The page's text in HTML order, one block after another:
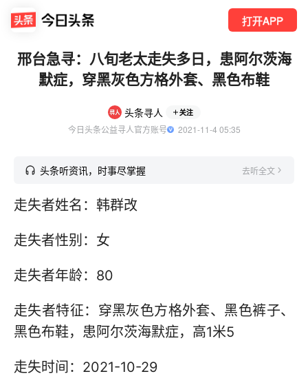
打开APP
邢台急寻：八旬老太走失多日，患阿尔茨海
默症，穿黑灰色方格外套、黑色布鞋
头条寻人 关注
今日头条公益寻人官方账号
  2021-11-4 05:35
头条听资讯，时事尽掌握 去听全文
走失者姓名：韩群改
走失者性别：女
走失者年龄：80
走失者特征：穿黑灰色方格外套、黑色裤子、
黑色布鞋，患阿尔茨海默症，高1米5
走失时间：2021-10-29